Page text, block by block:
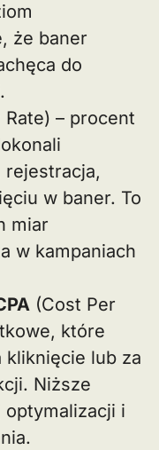
że baner
do
– procent
rejestracja,
w baner. To
miar
w kampaniach
(Cost Per
które
kliknięcie lub za
Niższe
i